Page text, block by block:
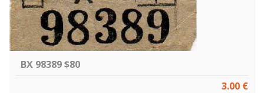
BX 98389 $80
3.00 €